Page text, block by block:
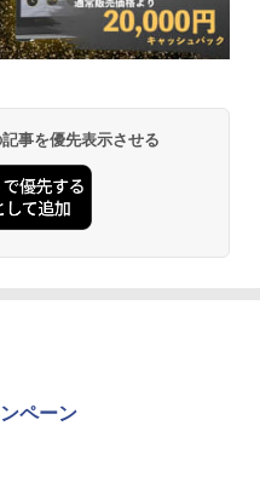
事を優先表示させる
ペーン